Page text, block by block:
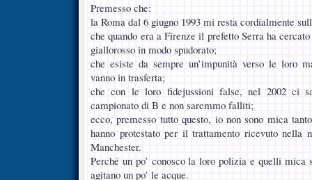
Premesso che:
la Roma dal 6 giugno 1993 mi resta cordialmente
che quando era a Firenze il prefetto Serra ha
giallorosso in modo spudorato;
che esiste da sempre un’impunità verso le loro
vanno in trasferta;
che con le loro fidejussioni false, nel 2002 ci
campionato di B e non saremmo falliti;
ecco, premesso tutto questo, io non sono mica
hanno protestato per il trattamento ricevuto nella
Manchester.
Perché un po’ conosco la loro polizia e quelli mica
agitano un po’ le acque.